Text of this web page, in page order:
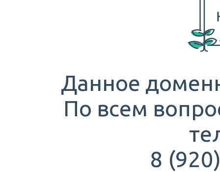
Данное
По всем
8